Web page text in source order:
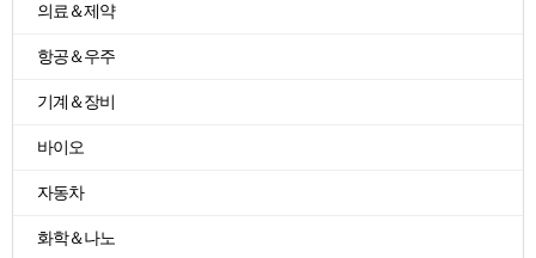
의료＆제약
항공＆우주
기계＆장비
바이오
자동차
화학＆나노